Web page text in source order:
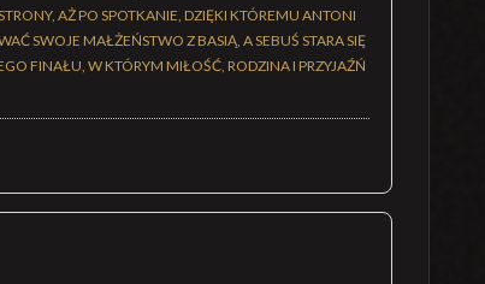
AŻ PO SPOTKANIE, DZIĘKI KTÓREMU ANTONI
SWOJE MAŁŻEŃSTWO Z BASIĄ, A SEBUŚ STARA SIĘ
FINAŁU, W KTÓRYM MIŁOŚĆ, RODZINA I PRZYJAŹŃ